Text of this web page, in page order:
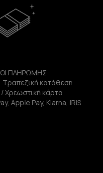
ΠΛΗΡΩΜΗΣ
Τραπεζική κατάθεση
Χρεωστική κάρτα
Apple Pay, Klarna, IRIS